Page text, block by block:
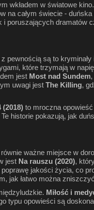
wkładem w światowe
na całym świecie -
i poruszających dramatów
są to
które trzymają w
jest Most nad Sundem
uwagi jest The Killing,
(2018) to mroczna
historie pokazują, jak
ważne miejsce w
jest Na rauszu (2020),
jakości życia, co
jak łatwo można
Miłość i
typu opowieści są